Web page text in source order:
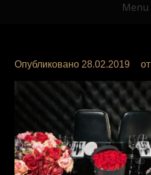
Menu
Опубликовано 28.02.2019 от